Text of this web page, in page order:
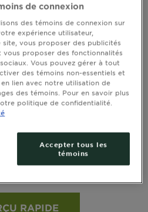
FRUCTIS
Sans Sulfates aux
RAPIDE
de connexion
des témoins de connexion sur
expérience utilisateur,
site, vous proposer des publicités
vous proposer des fonctionnalités
Vous pouvez gérer à tout
des témoins non-essentiels et
lien avec notre utilisation de
des témoins. Pour en savoir plus
politique de confidentialité.
Accepter tous les
témoins